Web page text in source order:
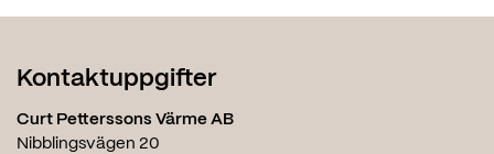
Kontaktuppgifter
Curt Petterssons Värme AB
Nibblingsvägen 20